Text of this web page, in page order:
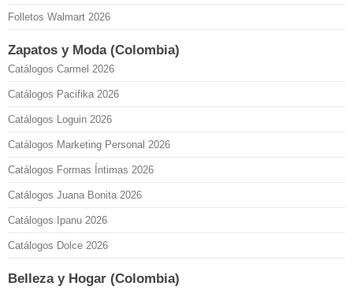
Folletos Walmart 2026
Zapatos y Moda (Colombia)
Catálogos Carmel 2026
Catálogos Pacifika 2026
Catálogos Loguin 2026
Catálogos Marketing Personal 2026
Catálogos Formas Íntimas 2026
Catálogos Juana Bonita 2026
Catálogos Ipanu 2026
Catálogos Dolce 2026
Belleza y Hogar (Colombia)